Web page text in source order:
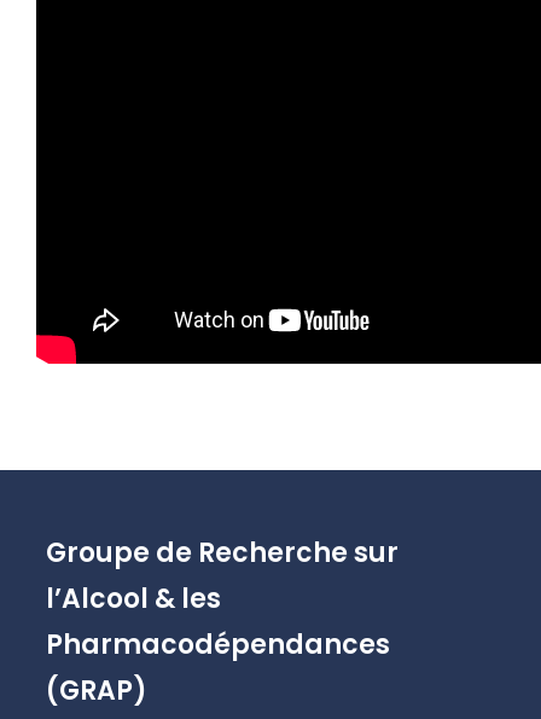
Groupe de Recherche sur
l’Alcool & les
Pharmacodépendances
(GRAP)